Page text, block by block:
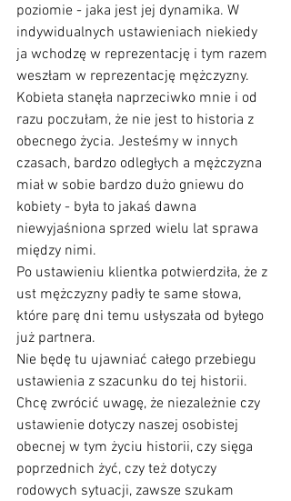
poziomie - jaka jest jej dynamika. W
indywidualnych ustawieniach niekiedy
ja wchodzę w reprezentację i tym razem
weszłam w reprezentację mężczyzny.
Kobieta stanęła naprzeciwko mnie i od
razu poczułam, że nie jest to historia z
obecnego życia. Jesteśmy w innych
czasach, bardzo odległych a mężczyzna
miał w sobie bardzo dużo gniewu do
kobiety - była to jakaś dawna
niewyjaśniona sprzed wielu lat sprawa
między nimi.
Po ustawieniu klientka potwierdziła, że z
ust mężczyzny padły te same słowa,
które parę dni temu usłyszała od byłego
już partnera.
Nie będę tu ujawniać całego przebiegu
ustawienia z szacunku do tej historii.
Chcę zwrócić uwagę, że niezależnie czy
ustawienie dotyczy naszej osobistej
obecnej w tym życiu historii, czy sięga
poprzednich żyć, czy też dotyczy
rodowych sytuacji, zawsze szukam